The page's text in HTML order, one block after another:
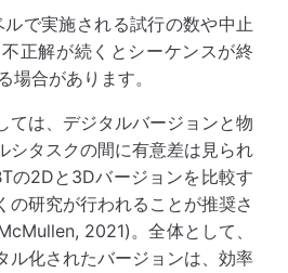
ルで実施される試行の数や中止
正解が続くとシーケンスが終
場合があります。
ては、デジタルバージョンと物
シタスクの間に有意差は見られ
の2Dと3Dバージョンを比較す
の研究が行われることが推奨さ
2021)。全体として、
ル化されたバージョンは、効率